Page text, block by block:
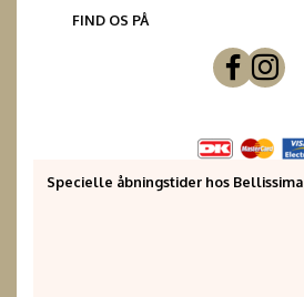
FIND OS PÅ
Specielle åbningstider hos Bellissima